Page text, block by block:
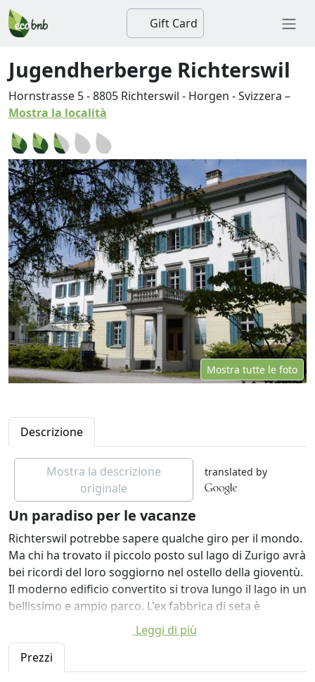
Gift Card
Jugendherberge Richterswil
Hornstrasse 5-8805 Richterswil - Horgen -Svizzera –
Mostra la località
Mostra tutte le foto
Descrizione
Mostra la descrizione
originale
translated by
Un paradiso per le vacanze
Richterswil potrebbe sapere qualche giro per il mondo.
Ma chi ha trovato il piccolo posto sul lago di Zurigo avrà
bei ricordi del loro soggiorno nel ostello della gioventù.
Il moderno edificio convertito si trova lungo il lago in un
bellissimo e ampio parco. L'ex fabbrica di seta è
perfetto per le vacanze sportive, conferenze ed eventi
di ogni genere. E chi vuole esplorare Zurigo, ma
preferisce vivere nelle metropoli in campagna, va
meglio con la S-Bahn a Richterswil.
Leggi di più
Prezzi